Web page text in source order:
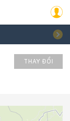
THAY ĐỔI